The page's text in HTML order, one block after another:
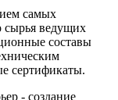
самых
сырья ведущих
составы
сертификаты.
- создание